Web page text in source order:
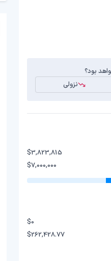
نزولی
$3,823,815
$7,000,000
$0
$262,428.77